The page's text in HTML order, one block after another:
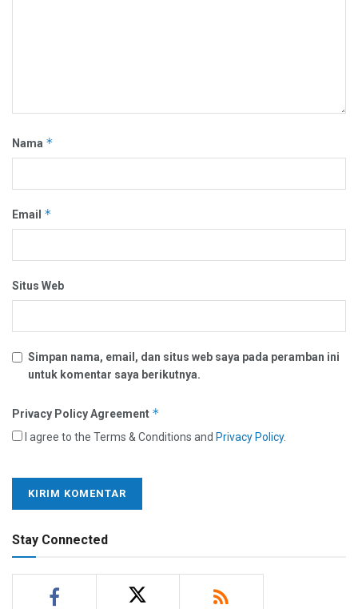
Nama *
Email *
Situs Web
Simpan nama, email, dan situs web saya pada peramban ini
untuk komentar saya berikutnya.
Privacy Policy Agreement *
I agree to the Terms & Conditions and Privacy Policy.
Stay Connected